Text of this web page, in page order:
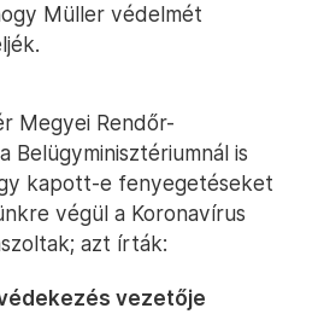
Müller védelmét
Megyei Rendőr-
Belügyminisztériumnál is
kapott-e fenyegetéseket
végül a Koronavírus
azt írták:
vezetője